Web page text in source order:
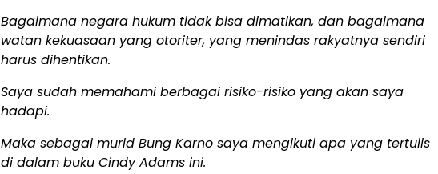
Bagaimana negara hukum tidak bisa dimatikan, dan bagaimana
watan kekuasaan yang otoriter, yang menindas rakyatnya sendiri
harus dihentikan.
Saya sudah memahami berbagai risiko-risiko yang akan saya
hadapi.
Maka sebagai murid Bung Karno saya mengikuti apa yang tertulis
di dalam buku Cindy Adams ini.